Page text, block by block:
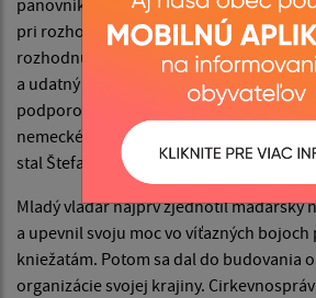
pri rozhodovaní, ale dôsledný a
rozhodnutí. Keď bolo treba bojovať,
a udatný vojvodca. Kresťanstvo prijal
podporovala jeho nábožná manželka
nemeckého cisára Henricha II. Po smrti
stal Štefan roku 997 uhorským
Mladý vladár najprv zjednotil maďarský
a upevnil svoju moc vo víťazných
kniežatám. Potom sa dal do budovania
organizácie svojej krajiny.